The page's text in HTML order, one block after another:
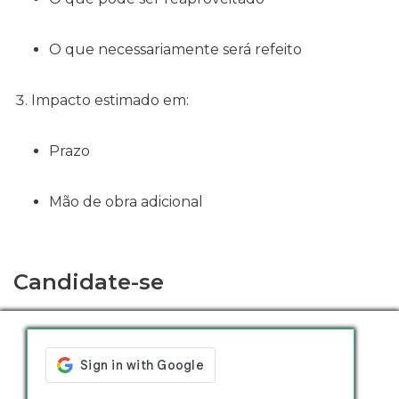
O que necessariamente será refeito
Impacto estimado em:
Prazo
Mão de obra adicional
Candidate-se